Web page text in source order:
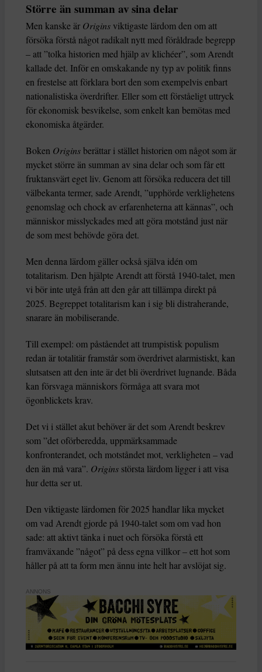
Större än summan av sina delar
Men kanske är Origins viktigaste lärdom den om att
försöka förstå något radikalt nytt med föråldrade begrepp
– att ”tolka historien med hjälp av klichéer”, som Arendt
kallade det. Inför en omskakande ny typ av politik finns
en frestelse att förklara bort den som exempelvis enbart
nationalistiska överdrifter. Eller som ett förståeligt uttryck
för ekonomisk besvikelse, som enkelt kan bemötas med
ekonomiska åtgärder.
Boken Originsberättar i stället historien om något som är
mycket större än summan av sina delar och som får ett
fruktansvärt eget liv. Genom att försöka reducera det till
välbekanta termer, sade Arendt, ”upphörde verklighetens
genomslag och chock av erfarenheterna att kännas”, och
människor misslyckades med att göra motstånd just när
de som mest behövde göra det.
Men denna lärdom gäller också själva idén om
totalitarism. Den hjälpte Arendt att förstå 1940-talet, men
vi bör inte utgå från att den går att tillämpa direkt på
2025. Begreppet totalitarism kan i sig bli distraherande,
snarare än mobiliserande.
Till exempel: om påståendet att trumpistisk populism
redan är totalitär framstår som överdrivet alarmistiskt, kan
slutsatsen att den inte är det bli överdrivet lugnande. Båda
kan försvaga människors förmåga att svara mot
ögonblickets krav.
Det vi i stället akut behöver är det som Arendt beskrev
som ”det oförberedda, uppmärksammade
konfronterandet, och motståndet mot, verkligheten – vad
den än må vara”. Origins största lärdom ligger i att visa
hur detta ser ut.
Den viktigaste lärdomen för 2025 handlar lika mycket
om vad Arendt gjorde på 1940-talet som om vad hon
sade: att aktivt tänka i nuet och försöka förstå ett
framväxande ”något” på dess egna villkor – ett hot som
håller på att ta form men ännu inte helt har avslöjat sig.
ANNONS